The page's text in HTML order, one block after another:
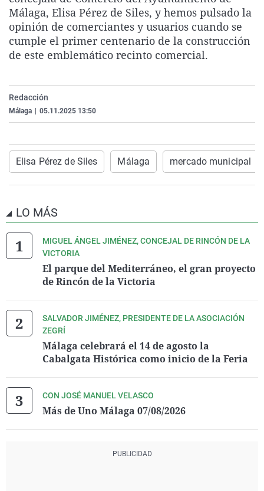
La rosa de los vientos
Gente viajera
Como el perro y el
Caso
Retornados
Equipo de
Extremadura
Galicia
La Rioja
Virales
Televisión
Elecciones
Málaga, Elisa Pérez de Siles, y hemos pulsado la
opinión de comerciantes y usuarios cuando se
cumple el primer centenario de la construcción
de este emblemático recinto comercial.
Redacción
Málaga 05.11.2025 13:50
Elisa Pérez de Siles Málaga mercado municipal
LO MÁS
MIGUEL ÁNGEL JIMÉNEZ, CONCEJAL DE RINCÓN DE LA
VICTORIA
El parque del Mediterráneo, el gran proyecto
de Rincón de la Victoria
SALVADOR JIMÉNEZ, PRESIDENTE DE LA ASOCIACIÓN
ZEGRÍ
Málaga celebrará el 14 de agosto la
Cabalgata Histórica como inicio de la Feria
CON JOSÉ MANUEL VELASCO
Más de Uno Málaga 07/08/2026